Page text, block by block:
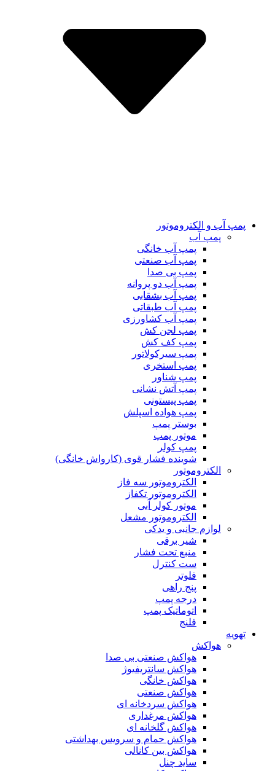
پمپ آب و الکتروموتور
پمپ آب
پمپ آب خانگی
پمپ آب صنعتی
پمپ بی صدا
پمپ آب دو پروانه
پمپ آب بشقابی
پمپ آب طبقاتی
پمپ آب کشاورزی
پمپ لجن کش
پمپ کف کش
پمپ سیرکولاتور
پمپ استخری
پمپ شناور
پمپ آتش نشانی
پمپ پیستونی
پمپ هواده اسپلش
بوستر پمپ
موتور پمپ
پمپ کولر
شوینده فشار قوی (کارواش خانگی)
الکتروموتور
الکتروموتور سه فاز
الکتروموتور تکفاز
موتور کولر آبی
الکتروموتور مشعل
لوازم جانبی و یدکی
شیر برقی
منبع تحت فشار
ست کنترل
فلوتر
پنج راهی
درجه پمپ
اتوماتیک پمپ
فلنج
تهویه
هواکش
هواکش صنعتی بی صدا
هواکش سانتریفیوژ
هواکش خانگی
هواکش صنعتی
هواکش سردخانه ای
هواکش مرغداری
هواکش گلخانه ای
هواکش حمام و سرویس بهداشتی
هواکش بین کانالی
ساید چنل